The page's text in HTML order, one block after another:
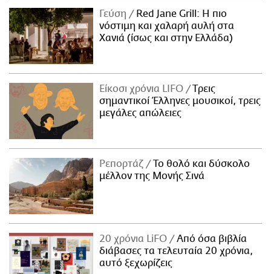
Γεύση
Red Jane Grill: Η πιο
νόστιμη και χαλαρή αυλή στα
Χανιά (ίσως και στην Ελλάδα)
Είκοσι χρόνια LIFO
Tρεις
σημαντικοί Έλληνες μουσικοί, τρεις
μεγάλες απώλειες
Ρεπορτάζ
Το θολό και δύσκολο
μέλλον της Μονής Σινά
20 χρόνια LiFO
Από όσα βιβλία
διάβασες τα τελευταία 20 χρόνια,
αυτό ξεχωρίζεις